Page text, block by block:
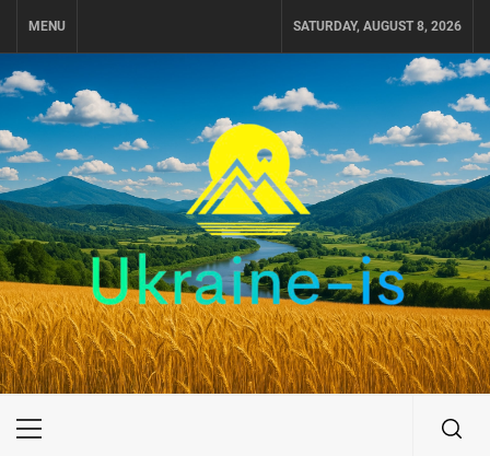
MENU SATURDAY, AUGUST 8, 2026
UKRAINE-IS
ПОДОРОЖI ПО УКРАЇНІ
Primary